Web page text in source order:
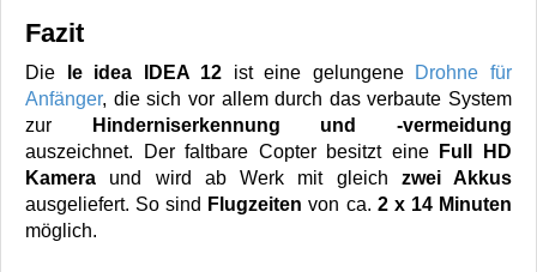
Fazit
Die le idea IDEA 12 ist eine gelungene Drohne für
Anfänger, die sich vor allem durch das verbaute System
zur
Hinderniserkennung und -vermeidung
auszeichnet. Der faltbare Copter besitzt eine
Full HD
Kamera und wird ab Werk mit gleich zwei Akkus
ausgeliefert. So sind Flugzeiten von ca. 2 x 14 Minuten
möglich.